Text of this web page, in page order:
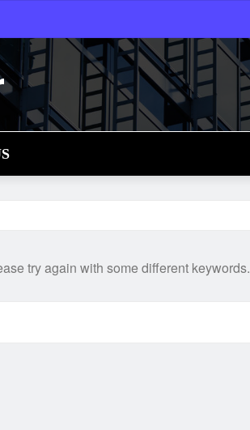
try again with some different keywords.